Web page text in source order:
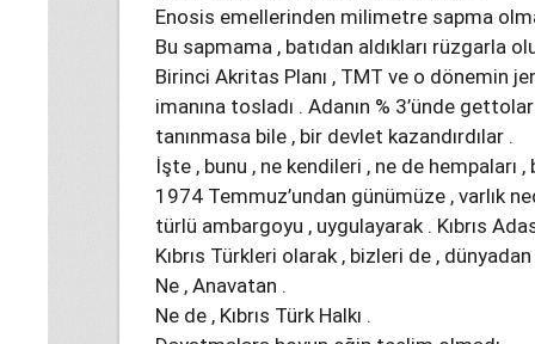
Enosis emellerinden milimetre sapma
Bu sapmama , batıdan aldıkları rüzgarla
Birinci Akritas Planı , TMT ve o dönemin
imanına tosladı . Adanın % 3’ünde
tanınmasa bile , bir devlet kazandırdılar .
İşte , bunu , ne kendileri , ne de
1974 Temmuz’undan günümüze , varlık
türlü ambargoyu , uygulayarak . Kıbrıs
Kıbrıs Türkleri olarak , bizleri de ,
Ne , Anavatan .
Ne de , Kıbrıs Türk Halkı .